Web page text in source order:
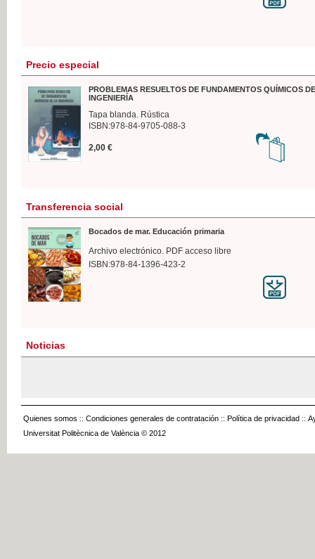
Precio especial
PROBLEMAS RESUELTOS DE FUNDAMENTOS QUÍMICOS
INGENIERÍA
Tapa blanda. Rústica
ISBN:978-84-9705-088-3
2,00 €
Transferencia social
Bocados de mar. Educación primaria
Archivo electrónico. PDF acceso libre
ISBN:978-84-1396-423-2
Noticias
Quienes somos :: Condiciones generales de contratación :: Política de privacidad ::
Universitat Politècnica de València © 2012